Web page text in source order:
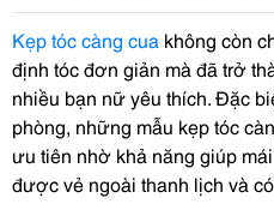
Kẹp tóc càng cua không còn
định tóc đơn giản mà đã trở
nhiều bạn nữ yêu thích. Đặc
phòng, những mẫu kẹp tóc
ưu tiên nhờ khả năng giúp
được vẻ ngoài thanh lịch và